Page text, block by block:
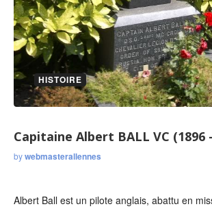
HISTOIRE
Capitaine Albert BALL VC (1896
bywebmasterallennes
Albert Ball est un pilote anglais, abattu en